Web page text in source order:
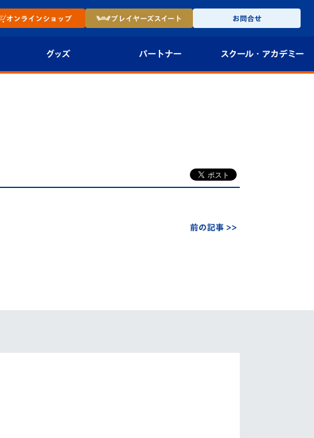
オンラインショップ プレイヤーズスイート お問合せ
グッズ パートナー スクール・ アカデミー
U-12
前の記事 >>